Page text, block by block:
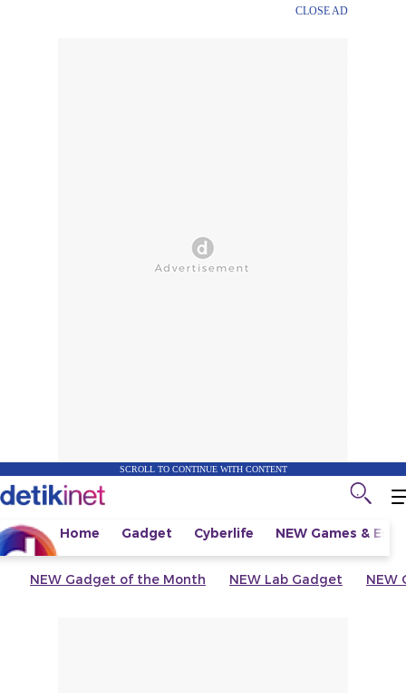
CLOSE AD
SCROLL TO CONTINUE WITH CONTENT
Home Gadget Cyberlife NEW Games &
NEW Gadget of the Month NEW Lab Gadget NEW